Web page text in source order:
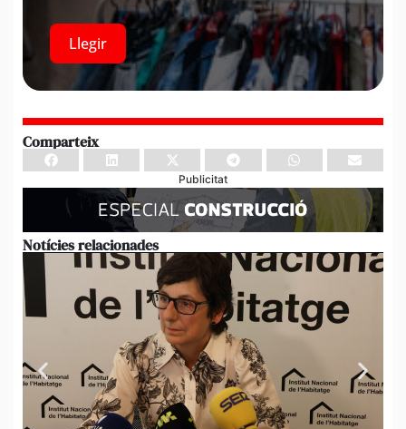
Llegir
Comparteix
Publicitat
Notícies relacionades